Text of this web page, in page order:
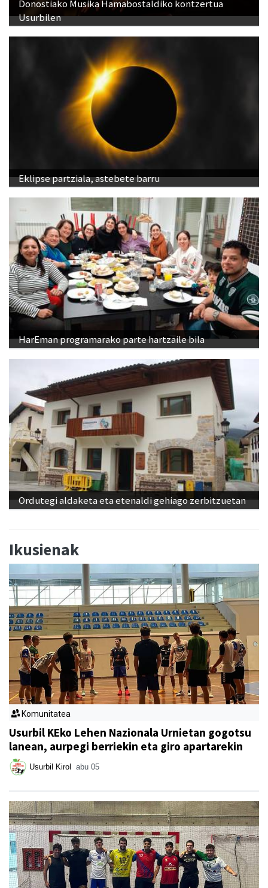
Donostiako Musika Hamabostaldiko kontzertua
Usurbilen
Eklipse partziala, astebete barru
HarEman programarako parte hartzaile bila
Ordutegi aldaketa eta etenaldi gehiago zerbitzuetan
Ikusienak
Komunitatea
Usurbil KEko Lehen Nazionala Urnietan gogotsu
lanean, aurpegi berriekin eta giro apartarekin
Usurbil Kirol abu 05